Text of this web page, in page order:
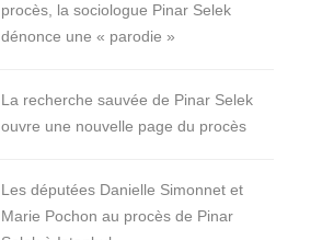
procès, la sociologue Pinar Selek
dénonce une « parodie »
La recherche sauvée de Pinar Selek
ouvre une nouvelle page du procès
Les députées Danielle Simonnet et
Marie Pochon au procès de Pinar